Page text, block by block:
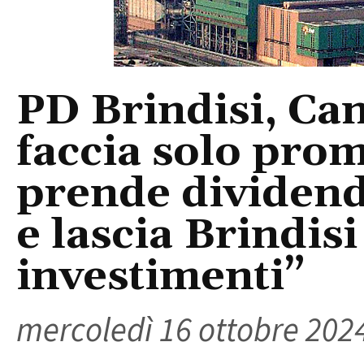
PD Brindisi,
faccia solo
prende
e lascia Brindisi
investimenti”
mercoledì 16 ottobre